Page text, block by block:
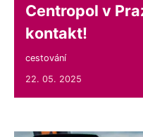
Centropol v
kontakt!
cestování
22. 05. 2025